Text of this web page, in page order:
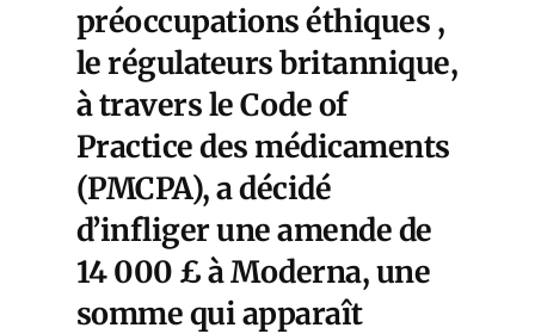
préoccupations éthiques ,
le régulateurs britannique,
à travers le Code of
Practice des médicaments
(PMCPA), a décidé
d’infliger une amende de
14 000 £ à Moderna, une
somme qui apparaît